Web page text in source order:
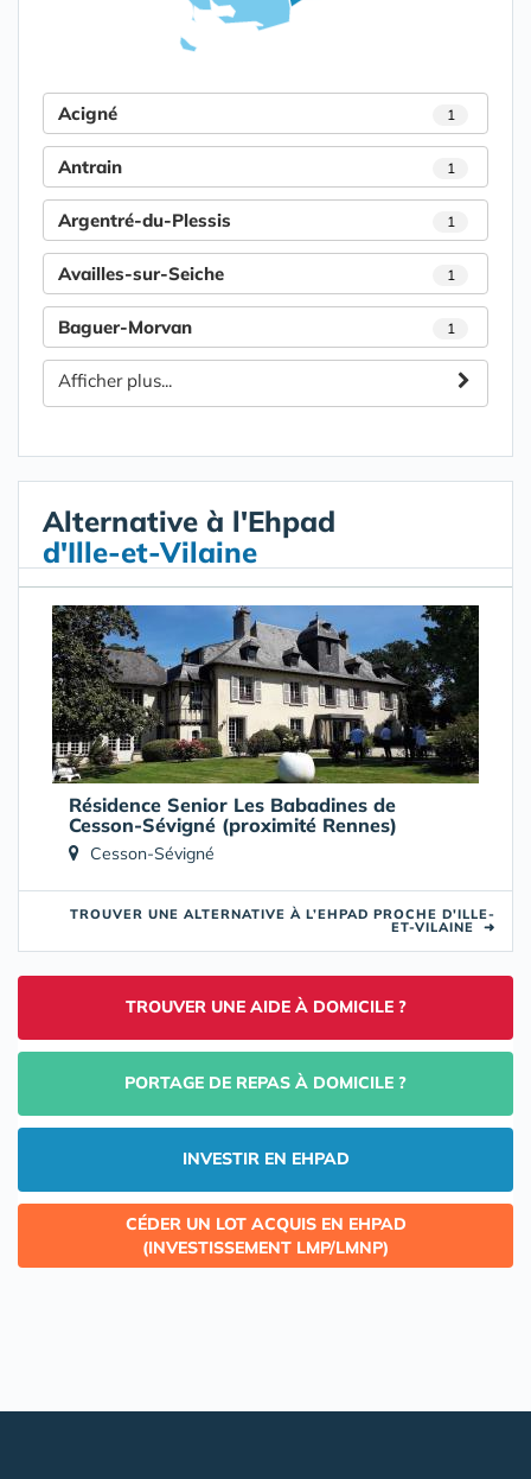
Acigné 1
Antrain 1
Argentré-du-Plessis 1
Availles-sur-Seiche 1
Baguer-Morvan 1
Afficher plus...
Alternative à l'Ehpad
d'Ille-et-Vilaine
Résidence Senior Les Babadines de
Cesson-Sévigné (proximité Rennes)
Cesson-Sévigné
TROUVER UNE ALTERNATIVE À L’EHPAD PROCHE D'ILLE-
ET-VILAINE ➜
TROUVER UNE AIDE À DOMICILE ?
PORTAGE DE REPAS À DOMICILE ?
INVESTIR EN EHPAD
CÉDER UN LOT ACQUIS EN EHPAD
(INVESTISSEMENT LMP/LMNP)